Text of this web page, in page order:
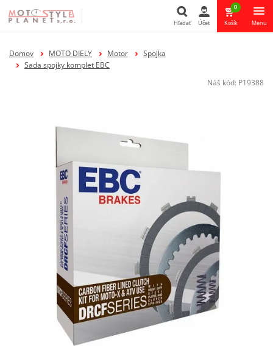
Hľadať Účet
0
Košík Menu
Domov MOTO DIELY Motor
Spojka
Sada spojky komplet EBC
Náš kód: P19388